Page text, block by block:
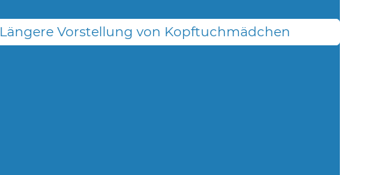
Längere Vorstellung von Kopftuchmädchen